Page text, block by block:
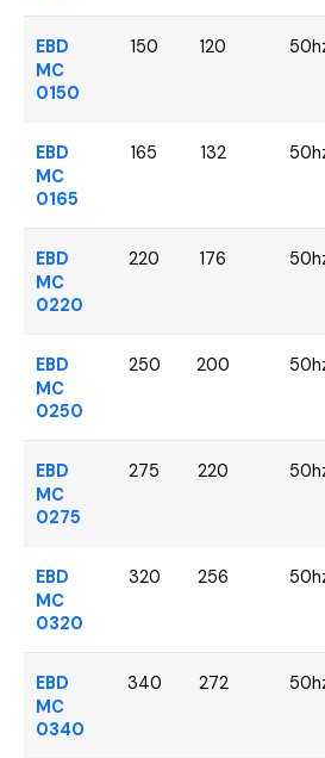
EBD
MC
0150
150 120
EBD
MC
0165
165 132
EBD
MC
0220
220 176
EBD
MC
0250
250 200
EBD
MC
0275
275 220
EBD
MC
0320
320 256
EBD
MC
0340
340 272